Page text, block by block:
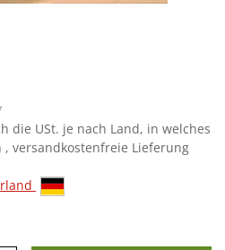
die USt. je nach Land, in welches
versandkostenfreie Lieferung